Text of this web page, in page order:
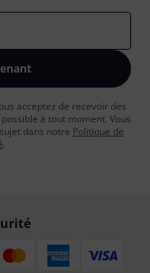
acceptez de recevoir des
à tout moment. Vous
dans notre Politique de
.